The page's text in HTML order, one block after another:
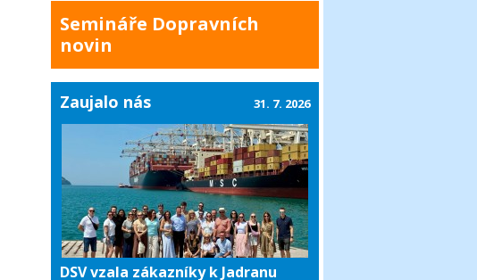
Semináře Dopravních
novin
Zaujalo nás
DSV vzala zákazníky k Jadranu
31. 7. 2026